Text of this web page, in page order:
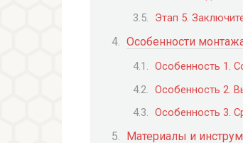
Этап 5.
Особенности
Особенность 1.
Особенность 2.
Особенность 3.
Материалы и